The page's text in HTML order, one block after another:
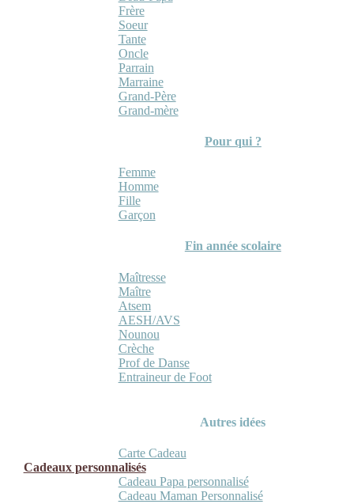
Frère
Soeur
Tante
Oncle
Parrain
Marraine
Grand-Père
Grand-mère
Pour qui ?
Femme
Homme
Fille
Garçon
Fin année scolaire
Maîtresse
Maître
Atsem
AESH/AVS
Nounou
Crèche
Prof de Danse
Entraineur de Foot
Autres idées
Carte Cadeau
Cadeaux personnalisés
Cadeau Papa personnalisé
Cadeau Maman Personnalisé